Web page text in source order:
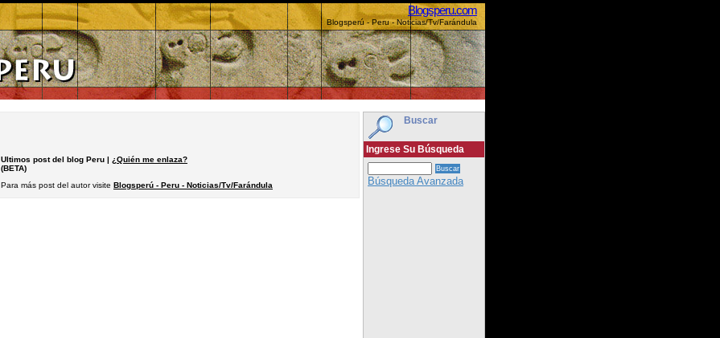
Blogsperu.com
Blogsperú - Peru - Noticias/Tv/Farándula
Buscar
Ingrese Su Búsqueda
Búsqueda Avanzada
Ultimos post del blog Peru | ¿Quién me enlaza?
(BETA)
Para más post del autor visite Blogsperú - Peru - Noticias/Tv/Farándula